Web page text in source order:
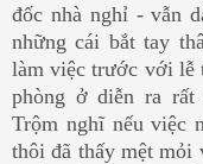
đốc nhà nghỉ - vẫn
những cái bắt tay
làm việc trước với lễ
phòng ở diễn ra rất
Trộm nghĩ nếu việc
thôi đã thấy mệt mỏi